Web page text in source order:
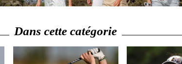
Dans cette catégorie